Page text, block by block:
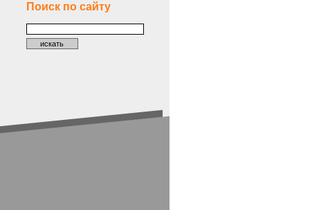
Поиск по сайту